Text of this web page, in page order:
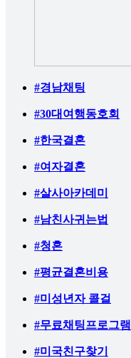
#경남채팅
#30대여행동호회
#한국결혼
#여자결혼
#살사아카데미
#남친사귀는법
#청혼
#평균결혼비용
#미성년자 콜걸
#무료채팅프로그램
#미국친구찾기